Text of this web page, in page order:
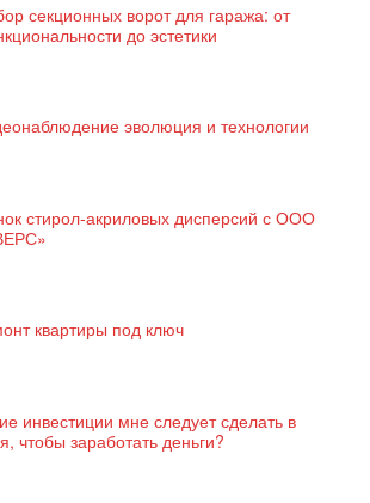
секционных ворот для гаража: от
до эстетики
эволюция и технологии
стирол-акриловых дисперсий с ООО
квартиры под ключ
инвестиции мне следует сделать в
чтобы заработать деньги?